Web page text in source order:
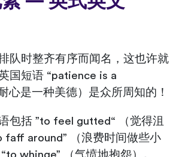
队时整齐有序而闻名，这也许就
国短语 “patience is a
心是一种美德）是众所周知的！
包括 ”to feel gutted“ （觉得沮
faff around” （浪费时间做些小
whinge” （气愤地抱怨）。